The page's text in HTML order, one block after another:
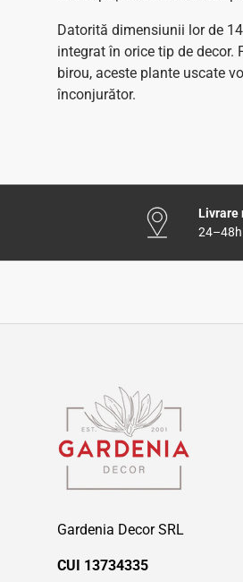
Datorită dimensiunii lor de
integrat în orice tip de decor.
birou, aceste plante uscate
înconjurător.
Livrare
Gardenia Decor SRL
CUI 13734335